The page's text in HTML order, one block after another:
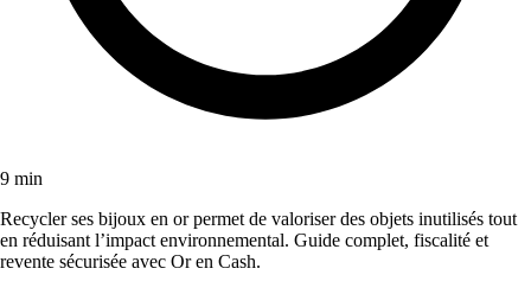
9 min
Recycler ses bijoux en or permet de valoriser des objets inutilisés tout
en réduisant l’impact environnemental. Guide complet, fiscalité et
revente sécurisée avec Or en Cash.